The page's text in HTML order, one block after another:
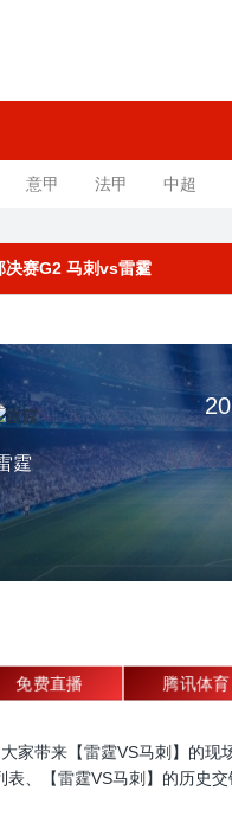
意甲 法甲 中超
赛G2 马刺vs雷霆
霆
免费直播 腾讯体育
家带来【雷霆VS马刺】的
、【雷霆VS马刺】的历史